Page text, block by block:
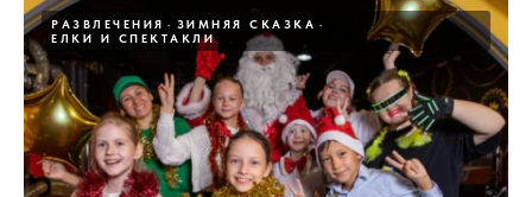
РАЗВЛЕЧЕНИЯ
ЗИМНЯЯ СКАЗКА
ЕЛКИ И СПЕКТАКЛИ